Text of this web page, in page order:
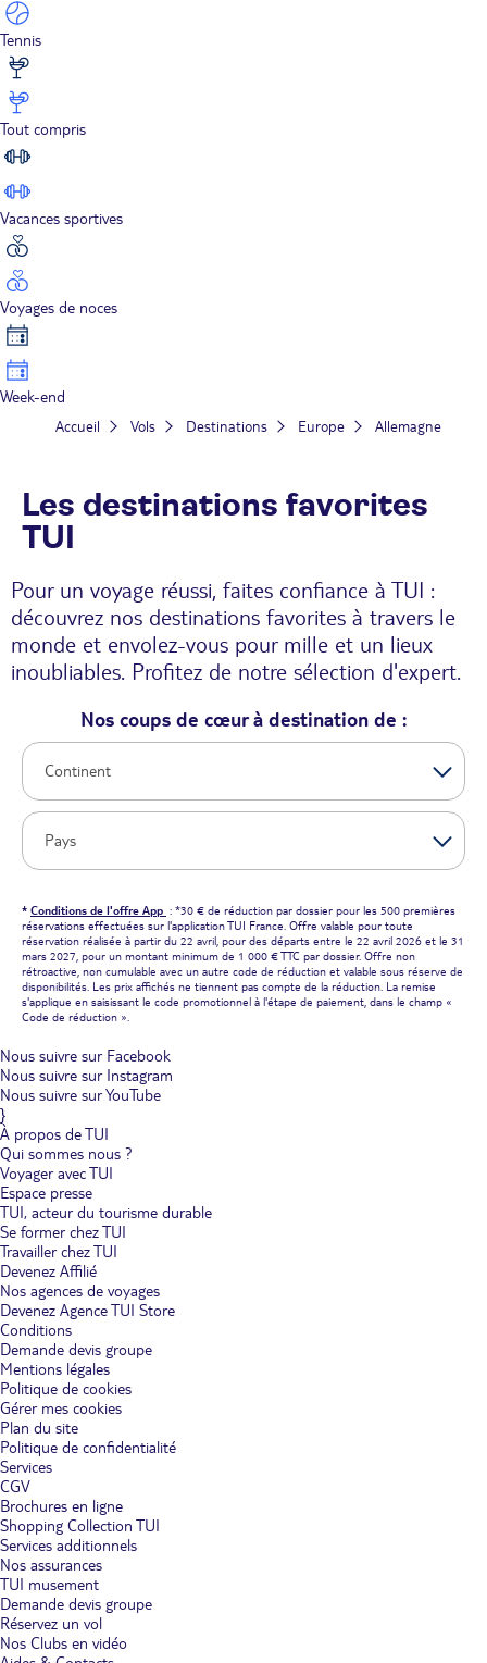
Tennis
Tout compris
Vacances sportives
Voyages de noces
Week-end
Accueil Vols Destinations Europe Allemagne
Les destinations favorites
TUI
Pour un voyage réussi, faites confiance à TUI :
découvrez nos destinations favorites à travers le
monde et envolez-vous pour mille et un lieux
inoubliables. Profitez de notre sélection d'expert.
Nos coups de cœur à destination de :
* Conditions de l'offre App : *30 € de réduction par dossier pour les 500 premières
réservations effectuées sur l'application TUI France. Offre valable pour toute
réservation réalisée à partir du 22 avril, pour des départs entre le 22 avril 2026 et le 31
mars 2027, pour un montant minimum de 1 000 € TTC par dossier. Offre non
rétroactive, non cumulable avec un autre code de réduction et valable sous réserve de
disponibilités. Les prix affichés ne tiennent pas compte de la réduction. La remise
s'applique en saisissant le code promotionnel à l'étape de paiement, dans le champ «
Code de réduction ».
Nous suivre sur Facebook
Nous suivre sur Instagram
Nous suivre sur YouTube
}
À propos de TUI
Qui sommes nous ?
Voyager avec TUI
Espace presse
TUI, acteur du tourisme durable
Se former chez TUI
Travailler chez TUI
Devenez Affilié
Nos agences de voyages
Devenez Agence TUI Store
Conditions
Demande devis groupe
Mentions légales
Politique de cookies
Gérer mes cookies
Plan du site
Politique de confidentialité
Services
CGV
Brochures en ligne
Shopping Collection TUI
Services additionnels
Nos assurances
TUI musement
Demande devis groupe
Réservez un vol
Nos Clubs en vidéo